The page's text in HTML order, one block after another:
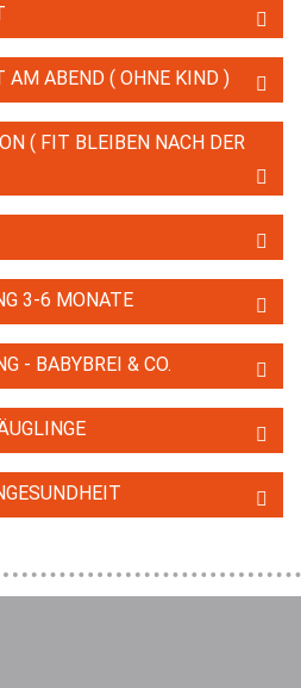
AM ABEND ( OHNE KIND )
( FIT BLEIBEN NACH DER
3-6 MONATE
- BABYBREI & CO.